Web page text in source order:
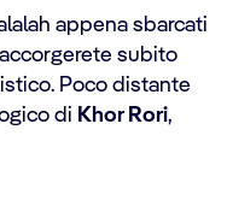
appena sbarcati
subito
Poco distante
di Khor Rori,